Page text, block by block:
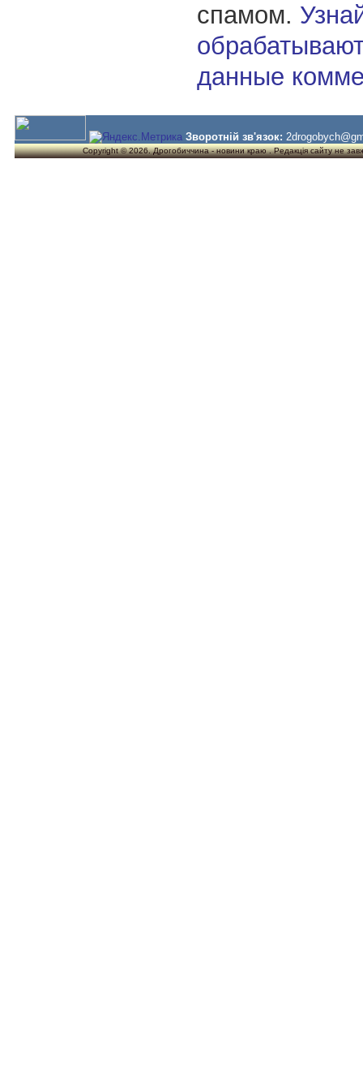
спамом.
данные
Зворотній зв'язок:
Copyright © 2026. Дрогобиччина - новини краю . Редакція сайту не